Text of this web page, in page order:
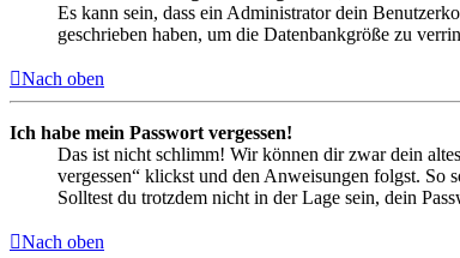
Es kann sein, dass ein Administrator dein
geschrieben haben, um die Datenbankgröße zu
Nach oben
Ich habe mein Passwort vergessen!
Das ist nicht schlimm! Wir können dir zwar dein
vergessen“ klickst und den Anweisungen folgst. So
Solltest du trotzdem nicht in der Lage sein, dein
Nach oben